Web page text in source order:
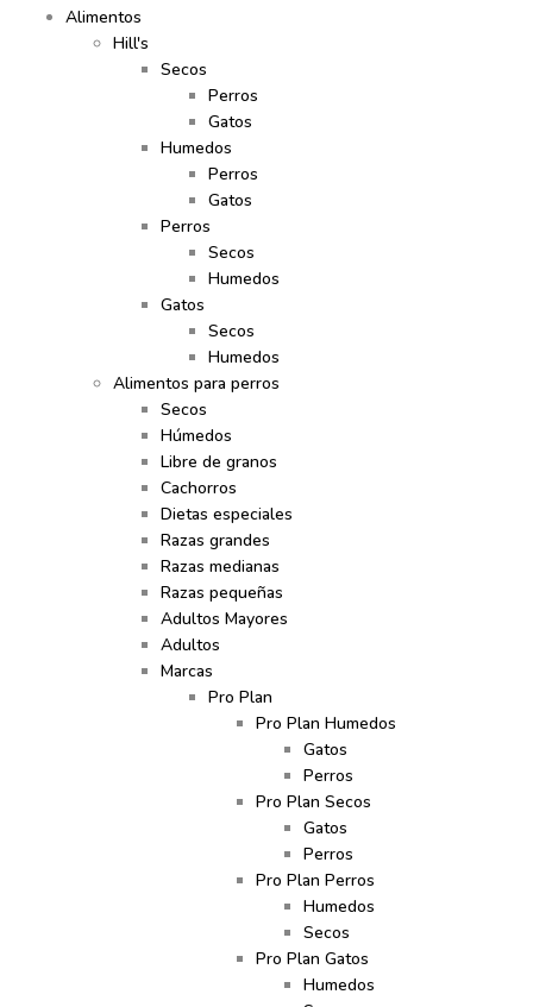
Alimentos
Hill's
Secos
Perros
Gatos
Humedos
Perros
Gatos
Perros
Secos
Humedos
Gatos
Secos
Humedos
Alimentos para perros
Secos
Húmedos
Libre de granos
Cachorros
Dietas especiales
Razas grandes
Razas medianas
Razas pequeñas
Adultos Mayores
Adultos
Marcas
Pro Plan
Pro Plan Humedos
Gatos
Perros
Pro Plan Secos
Gatos
Perros
Pro Plan Perros
Humedos
Secos
Pro Plan Gatos
Humedos